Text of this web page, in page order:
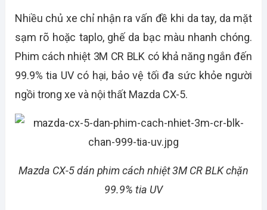
Nhiều chủ xe chỉ nhận ra vấn đề khi da tay, da mặt
sạm rõ hoặc taplo, ghế da bạc màu nhanh chóng.
Phim cách nhiệt 3M CR BLK có khả năng ngắn đến
99.9% tia UV có hại, bảo vệ tối đa sức khỏe người
ngồi trong xe và nội thất Mazda CX-5.
Mazda CX-5 dán phim cách nhiệt 3M CR BLK chặn
99.9% tia UV